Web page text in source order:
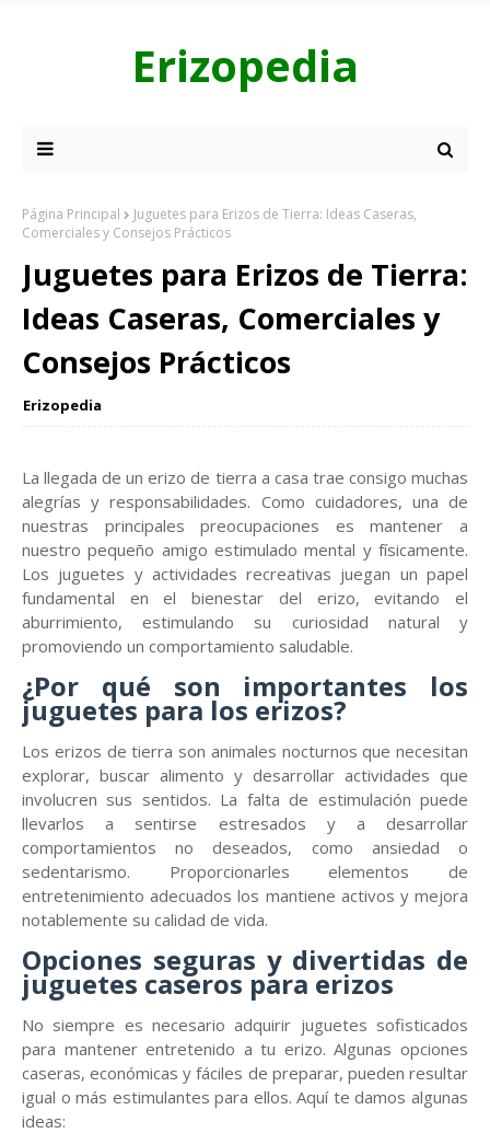
Erizopedia
Página Principal
Juguetes para Erizos de Tierra: Ideas Caseras,
Comerciales y Consejos Prácticos
Juguetes para Erizos de Tierra:
Ideas Caseras, Comerciales y
Consejos Prácticos
Erizopedia
La llegada de un erizo de tierra a casa trae consigo muchas
alegrías y responsabilidades. Como cuidadores, una de
nuestras principales preocupaciones es mantener a
nuestro pequeño amigo estimulado mental y físicamente.
Los juguetes y actividades recreativas juegan un papel
fundamental en el bienestar del erizo, evitando el
aburrimiento, estimulando su curiosidad natural y
promoviendo un comportamiento saludable.
¿Por qué son importantes los
juguetes para los erizos?
Los erizos de tierra son animales nocturnos que necesitan
explorar, buscar alimento y desarrollar actividades que
involucren sus sentidos. La falta de estimulación puede
llevarlos a sentirse estresados y a desarrollar
comportamientos no deseados, como ansiedad o
sedentarismo. Proporcionarles elementos de
entretenimiento adecuados los mantiene activos y mejora
notablemente su calidad de vida.
Opciones seguras y divertidas de
juguetes caseros para erizos
No siempre es necesario adquirir juguetes sofisticados
para mantener entretenido a tu erizo. Algunas opciones
caseras, económicas y fáciles de preparar, pueden resultar
igual o más estimulantes para ellos. Aquí te damos algunas
ideas: